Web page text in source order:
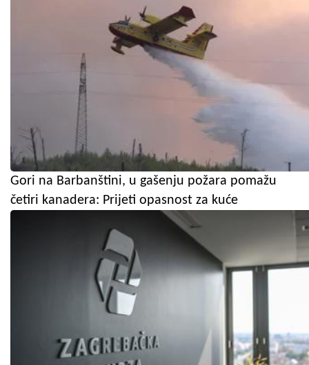
Gori na Barbanštini, u gašenju požara pomažu
četiri kanadera: Prijeti opasnost za kuće